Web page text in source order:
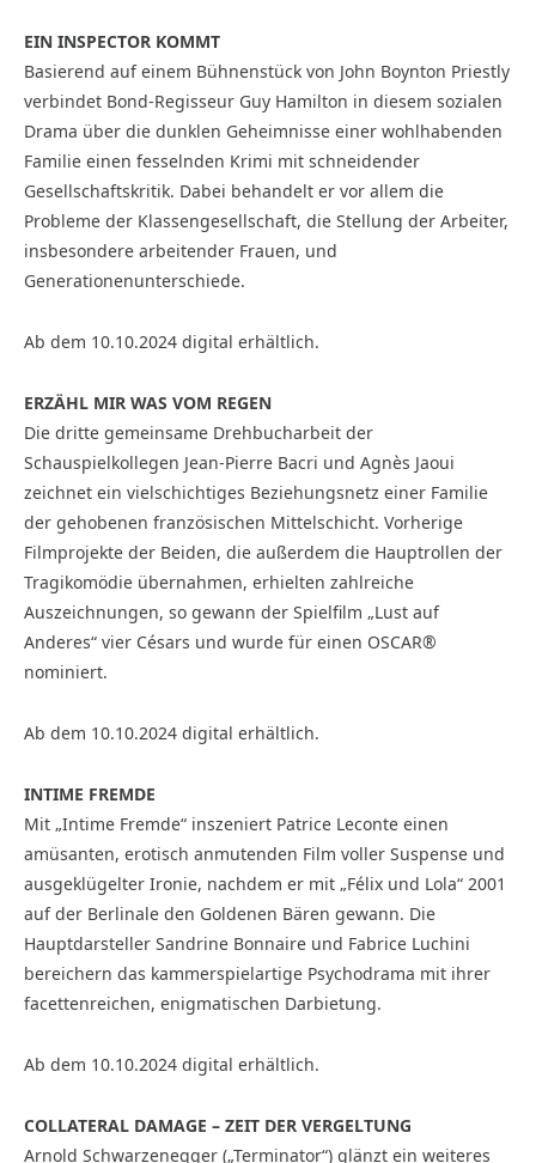
EIN INSPECTOR KOMMT
Basierend auf einem Bühnenstück von John Boynton Priestly
verbindet Bond-Regisseur Guy Hamilton in diesem sozialen
Drama über die dunklen Geheimnisse einer wohlhabenden
Familie einen fesselnden Krimi mit schneidender
Gesellschaftskritik. Dabei behandelt er vor allem die
Probleme der Klassengesellschaft, die Stellung der Arbeiter,
insbesondere arbeitender Frauen, und
Generationenunterschiede.
Ab dem 10.10.2024 digital erhältlich.
ERZÄHL MIR WAS VOM REGEN
Die dritte gemeinsame Drehbucharbeit der
Schauspielkollegen Jean-Pierre Bacri und Agnès Jaoui
zeichnet ein vielschichtiges Beziehungsnetz einer Familie
der gehobenen französischen Mittelschicht. Vorherige
Filmprojekte der Beiden, die außerdem die Hauptrollen der
Tragikomödie übernahmen, erhielten zahlreiche
Auszeichnungen, so gewann der Spielfilm „Lust auf
Anderes“ vier Césars und wurde für einen OSCAR®
nominiert.
Ab dem 10.10.2024 digital erhältlich.
INTIME FREMDE
Mit „Intime Fremde“ inszeniert Patrice Leconte einen
amüsanten, erotisch anmutenden Film voller Suspense und
ausgeklügelter Ironie, nachdem er mit „Félix und Lola“ 2001
auf der Berlinale den Goldenen Bären gewann. Die
Hauptdarsteller Sandrine Bonnaire und Fabrice Luchini
bereichern das kammerspielartige Psychodrama mit ihrer
facettenreichen, enigmatischen Darbietung.
Ab dem 10.10.2024 digital erhältlich.
COLLATERAL DAMAGE – ZEIT DER VERGELTUNG
Arnold Schwarzenegger („Terminator“) glänzt ein weiteres